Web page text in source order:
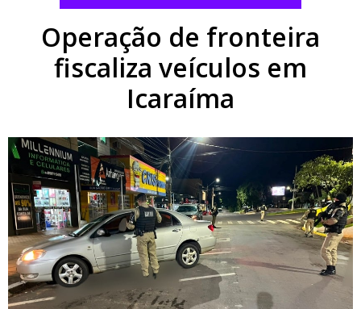
Operação de fronteira
fiscaliza veículos em
Icaraíma